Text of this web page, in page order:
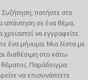
Συζήτηση, πατήστε στο
απάντηση σε ένα θέμα,
να εγγραφείτε
ένα μήνυμα. Μια λίστα με
διαθέσιμη στο κάτω
θέματος. Παράδειγμα:
να επισυνάπτετε